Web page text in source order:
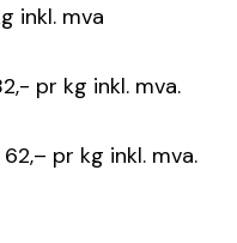
pr kg inkl. mva
pr kg inkl. mva.
– pr kg inkl. mva.